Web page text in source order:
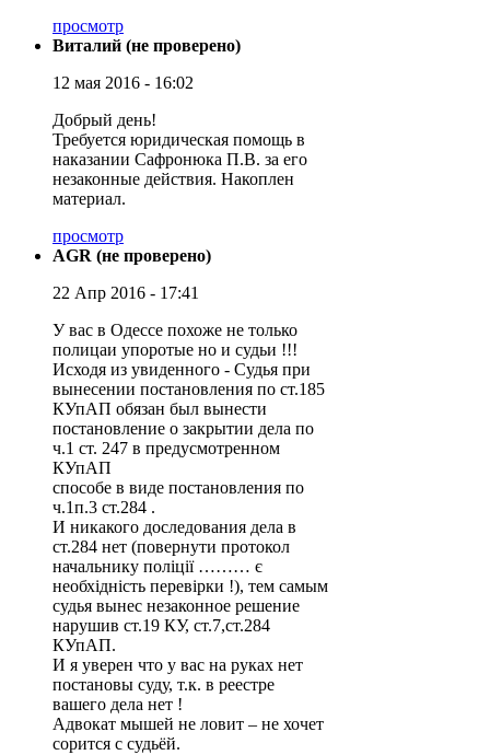
просмотр
Виталий (не проверено)
12 мая 2016 - 16:02
Добрый день!
Требуется юридическая помощь в
наказании Сафронюка П.В. за его
незаконные действия. Накоплен
материал.
просмотр
AGR (не проверено)
22 Апр 2016 - 17:41
У вас в Одессе похоже не только
полицаи упоротые но и судьи !!!
Исходя из увиденного - Судья при
вынесении постановления по ст.185
КУпАП обязан был вынести
постановление о закрытии дела по
ч.1 ст. 247 в предусмотренном
КУпАП
способе в виде постановления по
ч.1п.3 ст.284 .
И никакого доследования дела в
ст.284 нет (повернути протокол
начальнику поліції ……… є
необхідність перевірки !), тем самым
судья вынес незаконное решение
нарушив ст.19 КУ, ст.7,ст.284
КУпАП.
И я уверен что у вас на руках нет
постановы суду, т.к. в реестре
вашего дела нет !
Адвокат мышей не ловит – не хочет
сорится с судьёй.